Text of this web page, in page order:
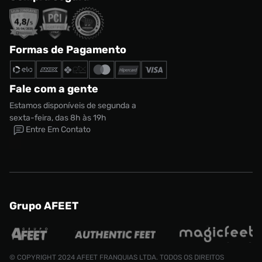
CONTINUAR COMPRANDO
ADICIONAR AO CARRINHO
Formas de Pagamento
Fale com a gente
Estamos disponíveis de segunda a
sexta-feira, das 8h às 19h
Entre Em Contato
Grupo AFEET
© COPYRIGHT 2024 AFEET FRANQUIAS LTDA. TODOS OS DIREITOS